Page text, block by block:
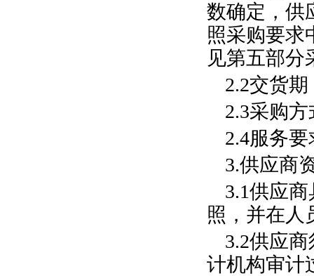
数确定，供
照采购要求
见第五部分
2.2交货期
2.3采购方
2.4服务
3.供应商
3.1供应商
照， 并在人
3.2供应商
计机构审计